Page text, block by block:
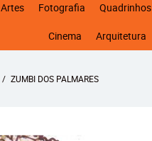
Artes Fotografia Quadrinhos
Cinema Arquitetura
ZUMBI DOS PALMARES